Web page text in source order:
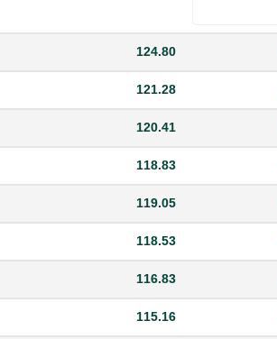
124.80
121.28
120.41
118.83
119.05
118.53
116.83
115.16